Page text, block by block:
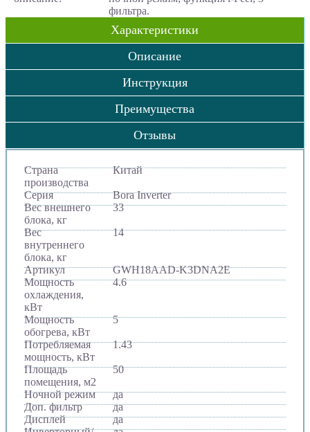
фильтра.
Характеристики
Описание
Инструкция
Преимущества
Отзывы
Страна
производства
Китай
Серия
Bora Inverter
Вес внешнего
блока, кг
33
Вес
внутреннего
блока, кг
14
Артикул
GWH18AAD-K3DNA2E
Мощность
охлаждения,
кВт
4.6
Мощность
обогрева, кВт
5
Потребляемая
мощность, кВт
1.43
Площадь
помещения, м2
50
Ночной режим
да
Доп. фильтр
да
Дисплей
да